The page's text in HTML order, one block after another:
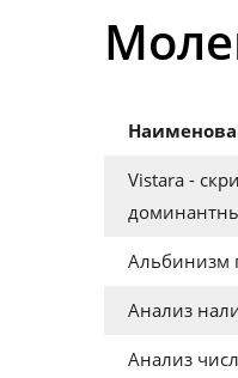
Vistara -
Альбинизм
Анализ
Анализ